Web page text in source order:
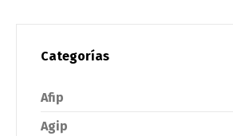
Categorías
Afip
Agip